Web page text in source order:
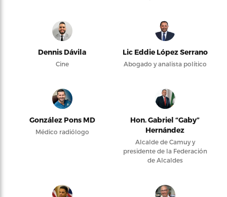
Dennis Dávila
Cine
Lic Eddie López Serrano
Abogado y analista político
González Pons MD
Médico radiólogo
Hon. Gabriel “Gaby”
Hernández
Alcalde de Camuy y
presidente de la Federación
de Alcaldes